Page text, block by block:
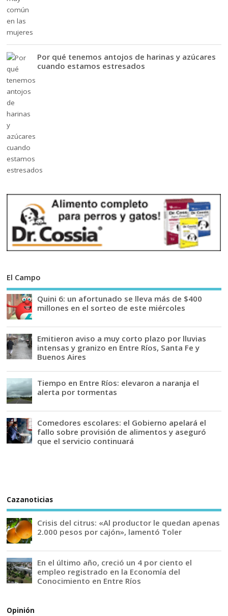
Por qué tenemos antojos de harinas y azúcares
cuando estamos estresados
El Campo
Quini 6: un afortunado se lleva más de $400
millones en el sorteo de este miércoles
Emitieron aviso a muy corto plazo por lluvias
intensas y granizo en Entre Ríos, Santa Fe y
Buenos Aires
Tiempo en Entre Ríos: elevaron a naranja el
alerta por tormentas
Comedores escolares: el Gobierno apelará el
fallo sobre provisión de alimentos y aseguró
que el servicio continuará
Cazanoticias
Crisis del citrus: «Al productor le quedan apenas
2.000 pesos por cajón», lamentó Toler
En el último año, creció un 4 por ciento el
empleo registrado en la Economía del
Conocimiento en Entre Ríos
Opinión